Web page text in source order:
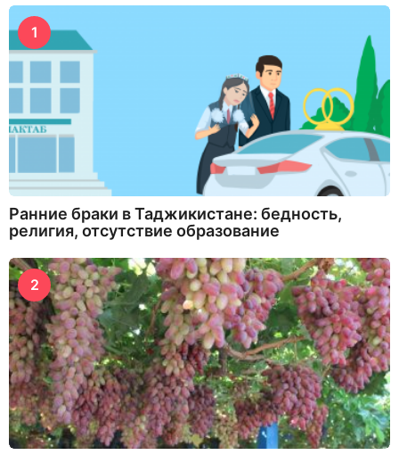
1
Ранние браки в Таджикистане: бедность,
религия, отсутствие образование
2